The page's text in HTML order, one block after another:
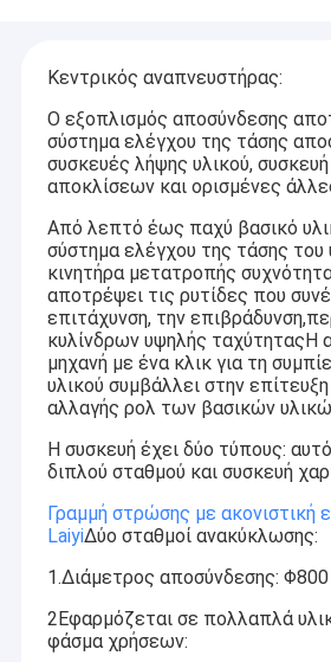
Κεντρικός αναπνευστήρας:
Ο εξοπλισμός αποσύνδεσης
σύστημα ελέγχου της τάσης
συσκευές λήψης υλικού,
αποκλίσεων και ορισμένες
Από λεπτό έως παχύ βασικό
σύστημα ελέγχου της τάσης
κινητήρα μετατροπής
αποτρέψει τις ρυτίδες που
επιτάχυνση, την
κυλίνδρων υψηλής ταχύτηταςΗ
μηχανή με ένα κλικ για τη
υλικού συμβάλλει στην
αλλαγής ρολ των βασικών
Η συσκευή έχει δύο τύπους:
διπλού σταθμού και συσκευή
Γραμμή στρώσης με ακονιστική
LaiyiΔύο σταθμοί ανακύκλωσης:
1.Διάμετρος αποσύνδεσης: Φ800
2Εφαρμόζεται σε πολλαπλά
φάσμα χρήσεων: